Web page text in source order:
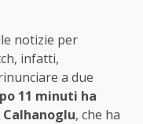
notizie per
infatti,
a due
11 minuti ha
, che ha